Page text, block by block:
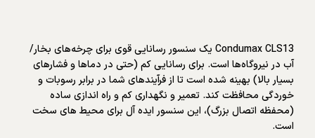
Condumax CLS13 یک سنسور رسانایی قوی برای چرخه‌های بخار/
آب در نیروگاه‌ها است. برای رسانایی کم (حتی در دماها و فشارهای
بسیار بالا) بهینه شده است تا از فرآیندهای شما در برابر رسوبات و
خوردگی محافظت کند. تعمیر و نگهداری کم و راه اندازی ساده
(محفظه اتصال بزرگ)، این سنسور ایده آل برای محیط های سخت
است.